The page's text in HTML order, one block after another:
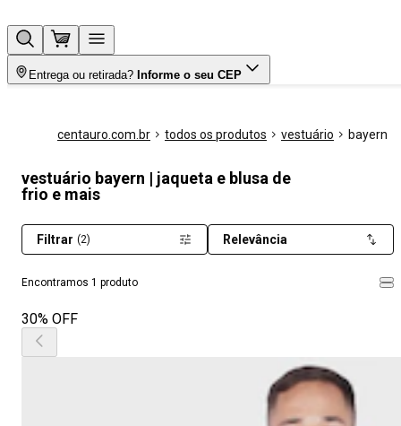
Entrega ou retirada? Informe o seu CEP
centauro.com.br todos os produtos vestuário bayern
vestuário bayern | jaqueta e blusa de
frio e mais
Encontramos 1 produto
Filtrar (2) Relevância
30% OFF